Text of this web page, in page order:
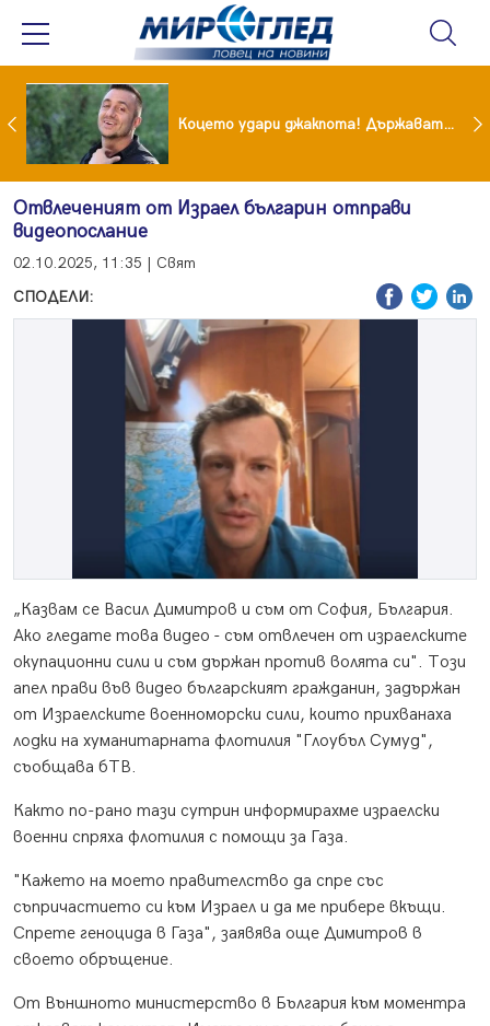
Тишина преди бурята! Защо Саня Армутлиева продължава да мълчи за раздялата с Дара? Коцето удари джакпота! Държавата му плаща 95 000 евро
Отвлеченият от Израел българин отправи
видеопослание
02.10.2025, 11:35 | Свят
СПОДЕЛИ:
„Казвам се Васил Димитров и съм от София, България.
Ако гледате това видео - съм отвлечен от израелските
окупационни сили и съм държан против волята си". Този
апел прави във видео българският гражданин, задържан
от Израелските военноморски сили, които прихванаха
лодки на хуманитарната флотилия "Глоубъл Сумуд",
съобщава бТВ.
Както по-рано тази сутрин информирахме израелски
военни спряха флотилия с помощи за Газа.
"Кажето на моето правителство да спре със
съпричастието си към Израел и да ме прибере вкъщи.
Спрете геноцида в Газа", заявява още Димитров в
своето обръщение.
От Външното министерство в България към моментра